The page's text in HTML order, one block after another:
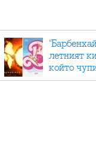
летният
който